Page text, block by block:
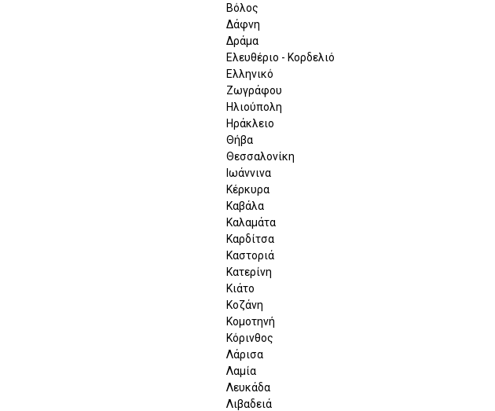
Βόλος
Δάφνη
Δράμα
Ελευθέριο - Κορδελιό
Ελληνικό
Ζωγράφου
Ηλιούπολη
Ηράκλειο
Θήβα
Θεσσαλονίκη
Ιωάννινα
Κέρκυρα
Καβάλα
Καλαμάτα
Καρδίτσα
Καστοριά
Κατερίνη
Κιάτο
Κοζάνη
Κομοτηνή
Κόρινθος
Λάρισα
Λαμία
Λευκάδα
Λιβαδειά